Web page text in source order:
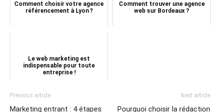
Comment choisir votre agence
référencement à Lyon ?
Comment trouver une agence
web sur Bordeaux ?
Le web marketing est
indispensable pour toute
entreprise !
Previous article
Marketing entrant : 4 étapes
Next article
Pourquoi choisir la rédaction